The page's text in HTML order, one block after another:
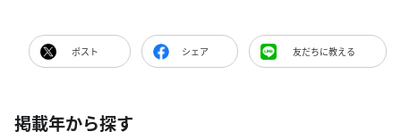
ポスト シェア 友だちに教える
掲載年から探す